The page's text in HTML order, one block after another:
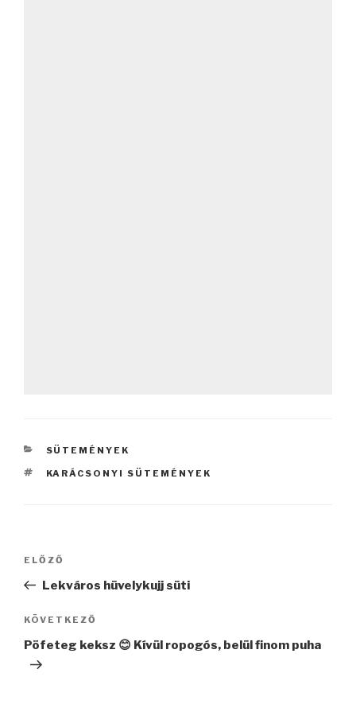
KATEGÓRIÁK
SÜTEMÉNYEK
CÍMKÉK
KARÁCSONYI SÜTEMÉNYEK
Bejegyzés
Korábbi
bejegyzés
ELŐZŐ
Lekváros hüvelykujj süti
Következő
bejegyzés
KÖVETKEZŐ
Pöfeteg keksz 😊 Kívül ropogós, belül finom puha